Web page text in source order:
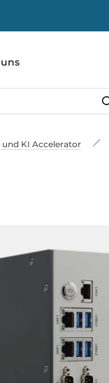
und KI Accelerator